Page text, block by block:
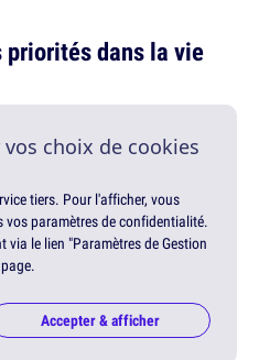
priorités dans la vie
choix de cookies
tiers. Pour l'afficher, vous
vos paramètres de confidentialité.
le lien "Paramètres de Gestion
Accepter & afficher